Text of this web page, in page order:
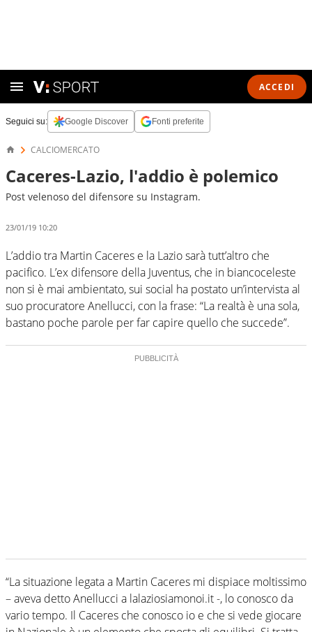
ACCEDI
Seguici su: Google Discover Fonti preferite
CALCIOMERCATO
Caceres-Lazio, l'addio è polemico
Post velenoso del difensore su Instagram.
23/01/19 10:20
L’addio tra Martin Caceres e la Lazio sarà tutt’altro che
pacifico. L’ex difensore della Juventus, che in biancoceleste
non si è mai ambientato, sui social ha postato un’intervista al
suo procuratore Anellucci, con la frase: “La realtà è una sola,
bastano poche parole per far capire quello che succede”.
“La situazione legata a Martin Caceres mi dispiace moltissimo
– aveva detto Anellucci a lalaziosiamonoi.it -, lo conosco da
vario tempo. Il Caceres che conosco io e che si vede giocare